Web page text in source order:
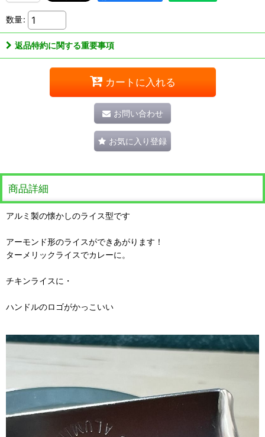
数量:
返品特約に関する重要事項
カートに入れる
お問い合わせ
お気に入り登録
商品詳細
アルミ製の懐かしのライス型です
アーモンド形のライスができあがります！
ターメリックライスでカレーに。
チキンライスに・
ハンドルのロゴがかっこいい